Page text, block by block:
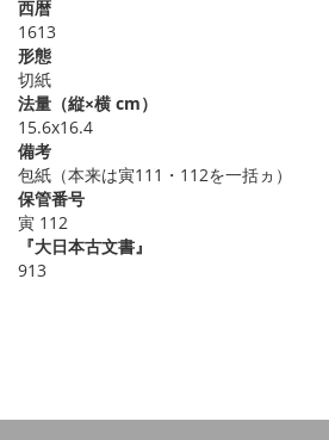
西暦
1613
形態
切紙
法量（縦×横 cm）
15.6x16.4
備考
包紙（本来は寅111・112を一括ヵ）
保管番号
寅 112
『大日本古文書』
913